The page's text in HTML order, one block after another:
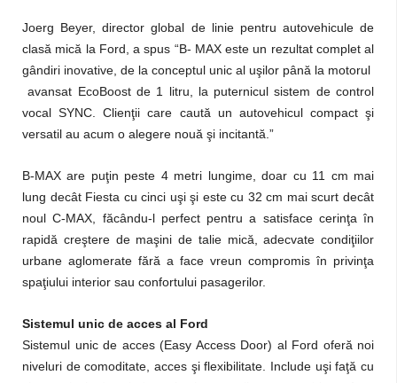
Joerg Beyer, director global de linie pentru autovehicule de
clasă mică la Ford, a spus “B- MAX este un rezultat complet al
gândiri inovative, de la conceptul unic al uşilor până la motorul
avansat EcoBoost de 1 litru, la puternicul sistem de control
vocal SYNC. Clienţii care caută un autovehicul compact şi
versatil au acum o alegere nouă şi incitantă.”
B-MAX are puţin peste 4 metri lungime, doar cu 11 cm mai
lung decât Fiesta cu cinci uşi şi este cu 32 cm mai scurt decât
noul C-MAX, făcându-l perfect pentru a satisface cerinţa în
rapidă creştere de maşini de talie mică, adecvate condiţiilor
urbane aglomerate fără a face vreun compromis în privinţa
spaţiului interior sau confortului pasagerilor.
Sistemul unic de acces al Ford
Sistemul unic de acces (Easy Access Door) al Ford oferă noi
niveluri de comoditate, acces şi flexibilitate. Include uşi faţă cu